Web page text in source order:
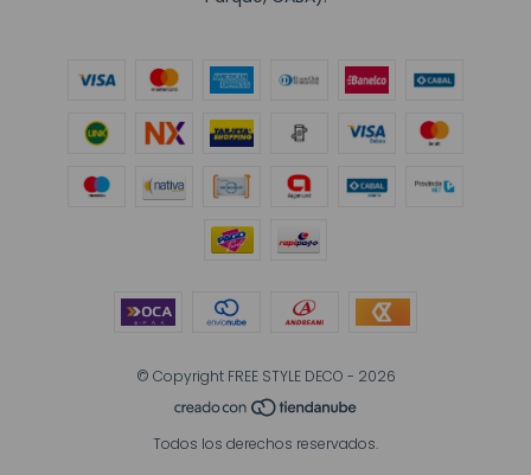
© Copyright FREE STYLE DECO - 2026
Todos los derechos reservados.